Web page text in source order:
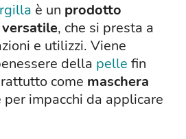
è un prodotto
, che si presta a
e utilizzi. Viene
della pelle fin
come maschera
per impacchi da applicare